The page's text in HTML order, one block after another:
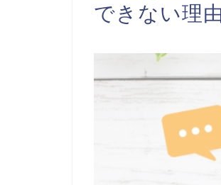
できない理由